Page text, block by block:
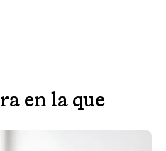
en la que